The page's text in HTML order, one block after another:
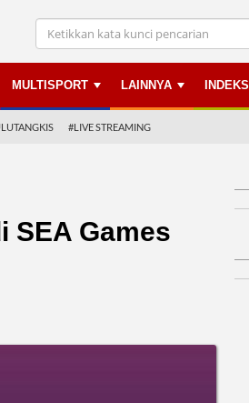
MULTISPORT LAINNYA INDEKS
#LIVE STREAMING
SEA Games